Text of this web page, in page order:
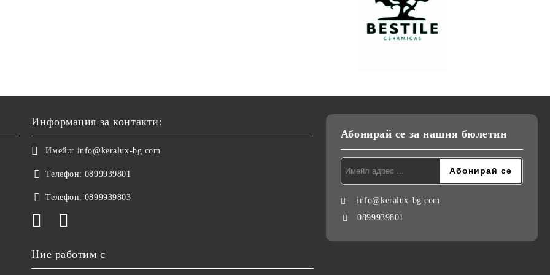
Информация за контакти:
Имейл: info@keralux-bg.com
Телефон: 0899939801
Телефон: 0899939803
Ние работим с
Абонирай се за нашия бюлетин
info@keralux-bg.com
0899939801